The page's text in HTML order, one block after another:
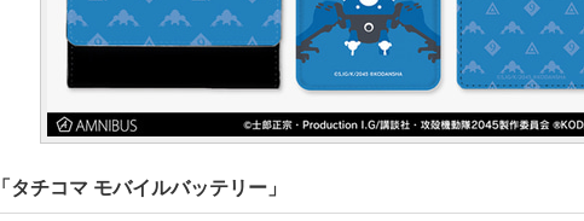
「タチコマ モバイルバッテリー」